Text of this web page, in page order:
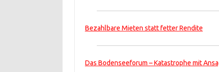
Bezahlbare Mieten statt fetter Rendite
Das Bodenseeforum – Katastrophe mit